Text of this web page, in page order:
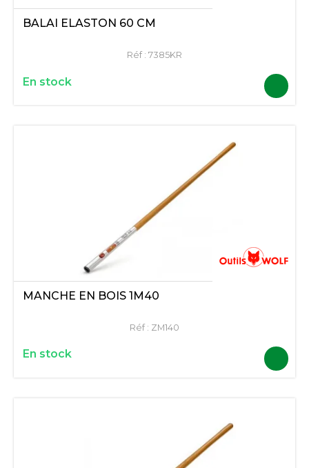
BALAI ELASTON 60 CM
Réf : 7385KR
En stock
MANCHE EN BOIS 1M40
Réf : ZM140
En stock